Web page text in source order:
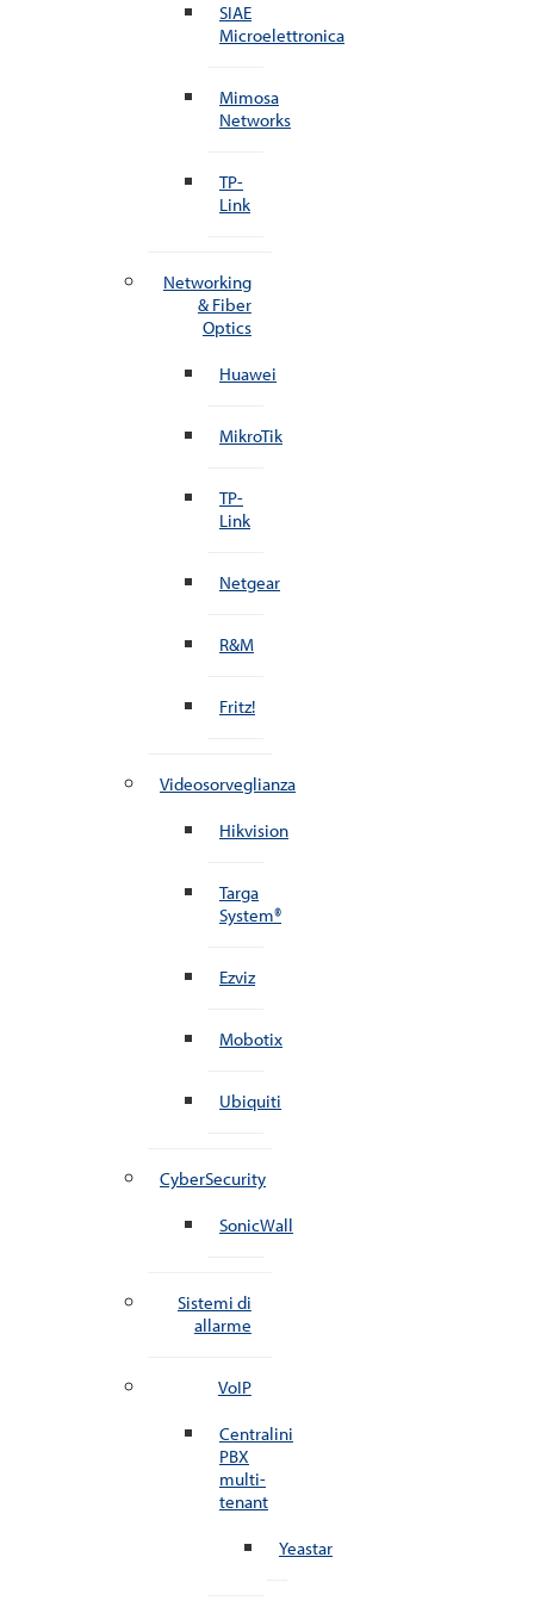
SIAE
Microelettronica
Mimosa
Networks
TP-
Link
Networking
& Fiber
Optics
Huawei
MikroTik
TP-
Link
Netgear
R&M
Fritz!
Videosorveglianza
Hikvision
Targa
System®
Ezviz
Mobotix
Ubiquiti
CyberSecurity
SonicWall
Sistemi di
allarme
VoIP
Centralini
PBX
multi-
tenant
Yeastar